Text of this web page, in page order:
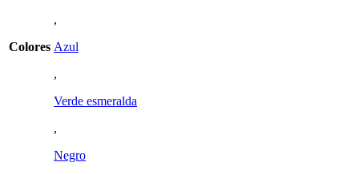
Colores
,
Azul
,
Verde esmeralda
,
Negro